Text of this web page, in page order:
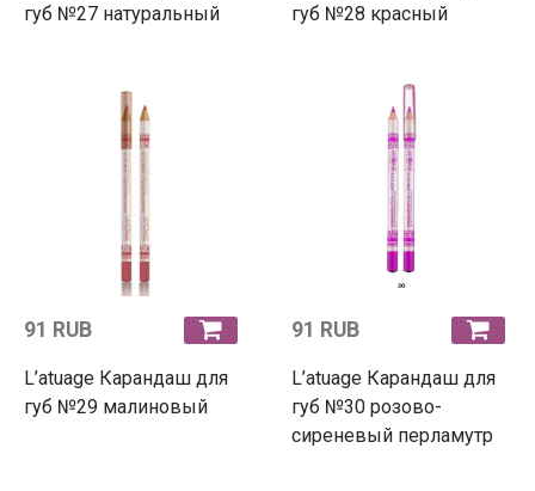
губ №27 натуральный
губ №28 красный
91 RUB
L’atuage Карандаш для
губ №29 малиновый
91 RUB
L’atuage Карандаш для
губ №30 розово-
сиреневый перламутр